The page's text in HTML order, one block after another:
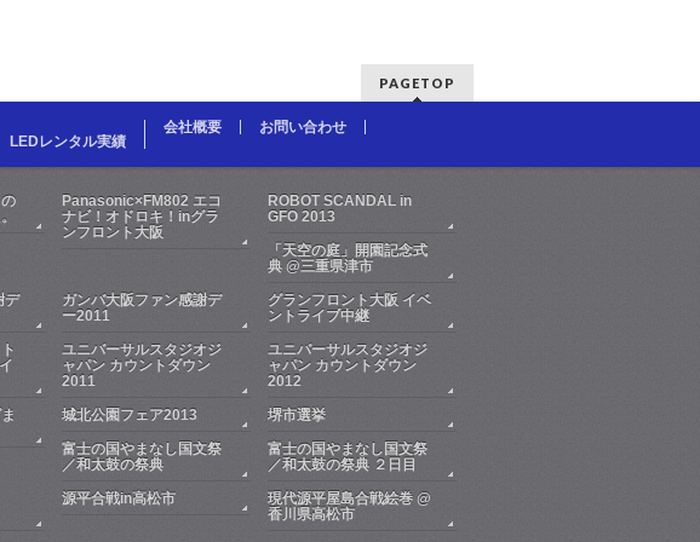
PAGETOP
LEDレンタル実績
会社概要 お問い合わせ
Panasonic×FM802 エコ
ナビ！オドロキ！inグラ
ンフロント大阪
ROBOT SCANDAL in
GFO 2013
「天空の庭」開園記念式
典 @三重県津市
デ
ガンバ大阪ファン感謝デ
ー2011
グランフロント大阪 イベ
ントライブ中継
ユニバーサルスタジオジ
ャパン カウントダウン
2011
ユニバーサルスタジオジ
ャパン カウントダウン
2012
城北公園フェア2013
堺市選挙
富士の国やまなし国文祭
／和太鼓の祭典
富士の国やまなし国文祭
／和太鼓の祭典 ２日目
源平合戦in高松市
現代源平屋島合戦絵巻 @
香川県高松市